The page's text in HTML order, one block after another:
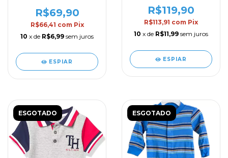
R$69,90
R$66,41 com Pix
10 x de R$6,99 sem juros
ESPIAR
R$119,90
R$113,91 com Pix
10 x de R$11,99 sem juros
ESPIAR
ESGOTADO ESGOTADO